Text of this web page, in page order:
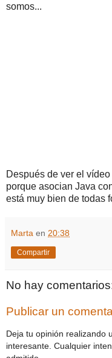
somos...
Después de ver el
porque asocian Java
está muy bien de todas
Marta en 20:38
Compartir
No hay
Publicar un
Deja tu opinión realizando
interesante. Cualquier